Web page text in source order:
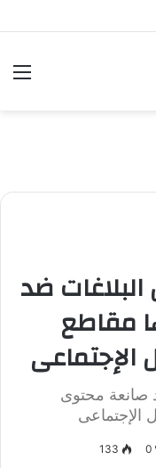
ضد
مقاطع
الإجتماعى
صانعة محتوى
الإجتماعى
0
133